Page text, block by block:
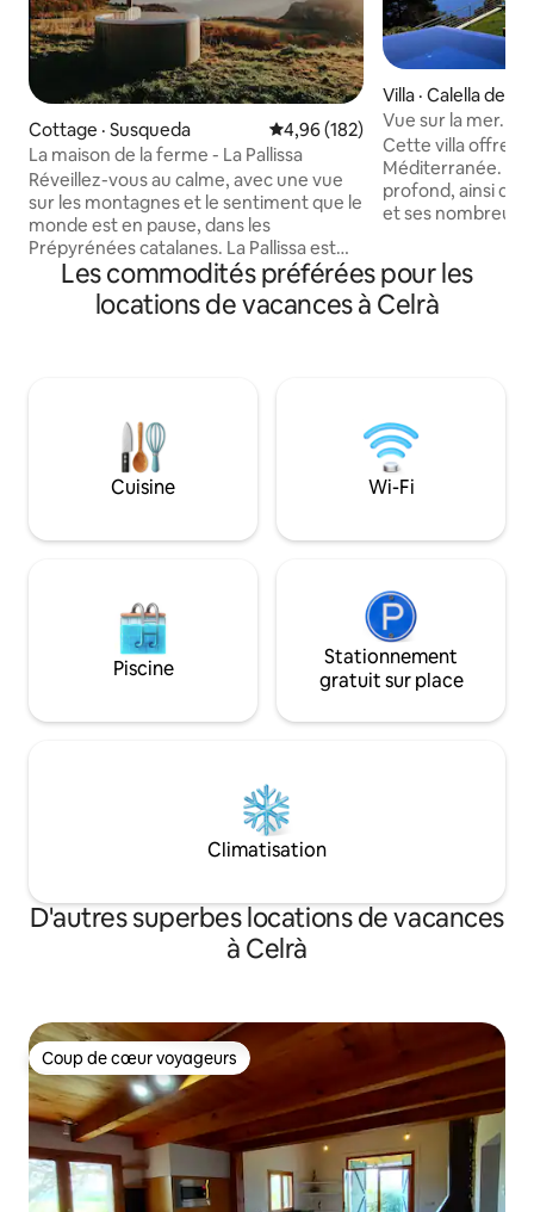
Cottage · Susqueda Note moyenne de 4,96 sur 5,
4,96 (182)
La maison de la ferme - La Pallissa
Réveillez-vous au calme, avec une vue
sur les montagnes et le sentiment que le
monde est en pause, dans les
Prépyrénées catalanes. La Pallissa est
une maison de campagne confortable
située dans les Prépyrénées catalanes,
conçue pour ceux qui veulent se
s’écoulent lentement entre la nature,
l’air pur et des couchers de soleil
inoubliables près de Rupit, du Salt de
Sallent et du réservoir de Susqueda.
Villa · Calella de
Vue sur la mer. 5
Piscine.
Cette villa offre
Méditerranée.
profond, ainsi
et ses
occasions
comprend cinq
est
proximité des
Costa Brava.
Les commodités préférées pour les
locations de vacances à Celrà
Cuisine Wi-Fi
Piscine
Stationnement
gratuit sur place
Climatisation
D'autres superbes locations de vacances
à Celrà
Coup de cœur voyageurs
Coup de cœur voyageurs